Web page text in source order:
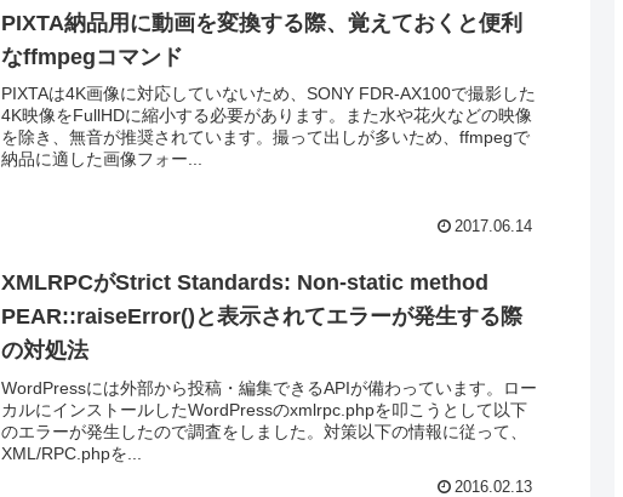
PIXTA納品用に動画を変換する際、覚えておくと便利
なffmpegコマンド
PIXTAは4K画像に対応していないため、SONY FDR-AX100で撮影した
4K映像をFullHDに縮小する必要があります。また水や花火などの映像
を除き、無音が推奨されています。撮って出しが多いため、ffmpegで
納品に適した画像フォー...
2017.06.14
XMLRPCがStrict Standards: Non-static method
PEAR::raiseError()と表示されてエラーが発生する際
の対処法
WordPressには外部から投稿・編集できるAPIが備わっています。ロー
カルにインストールしたWordPressのxmlrpc.phpを叩こうとして以下
のエラーが発生したので調査をしました。対策以下の情報に従って、
XML/RPC.phpを...
2016.02.13